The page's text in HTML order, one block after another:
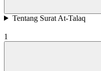
Tentang Surat At-Talaq
1